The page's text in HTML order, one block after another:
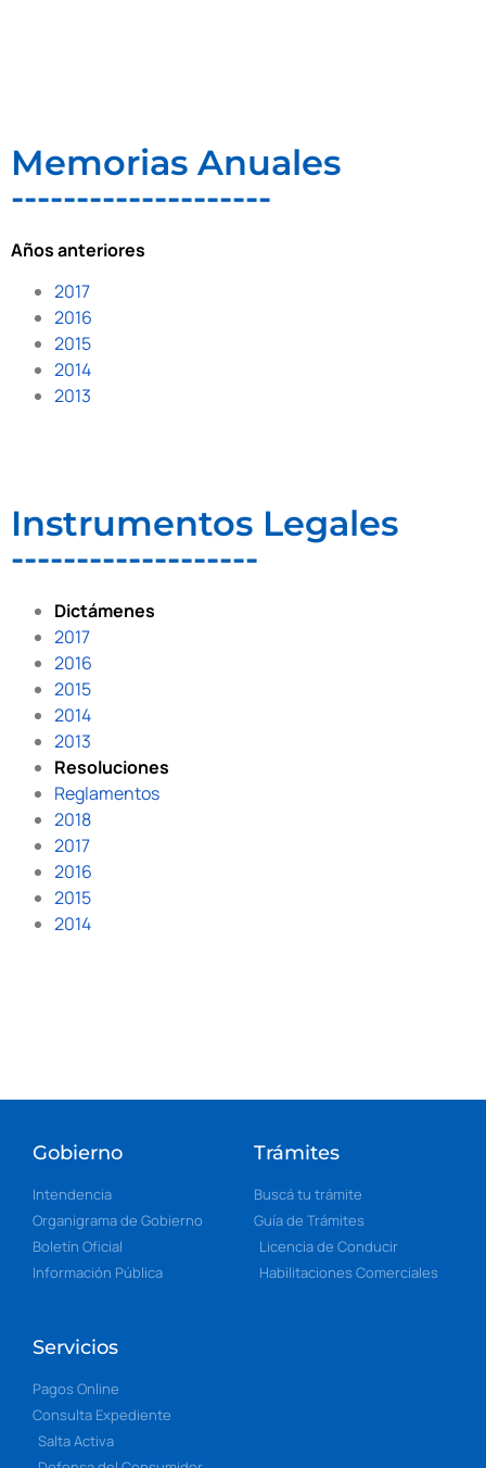
Memorias Anuales
--------------------
Años anteriores
2017
2016
2015
2014
2013
Instrumentos Legales
-------------------
Dictámenes
2017
2016
2015
2014
2013
Resoluciones
Reglamentos
2018
2017
2016
2015
2014
Gobierno
Intendencia
Organigrama de Gobierno
Boletín Oficial
Información Pública
Trámites
Buscá tu trámite
Guía de Trámites
Licencia de Conducir
Habilitaciones Comerciales
Servicios
Pagos Online
Consulta Expediente
Salta Activa